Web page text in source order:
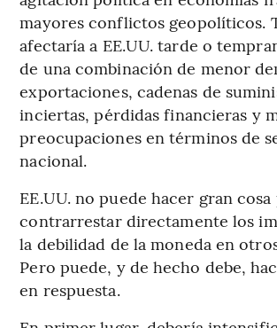
mayores conflictos geopolíticos.
afectaría a EE.UU. tarde o
de una combinación de menor
exportaciones, cadenas de
inciertas, pérdidas financieras y
preocupaciones en términos de
nacional.
EE.UU. no puede hacer gran cosa
contrarrestar directamente los
la debilidad de la moneda en
Pero puede, y de hecho debe,
en respuesta.